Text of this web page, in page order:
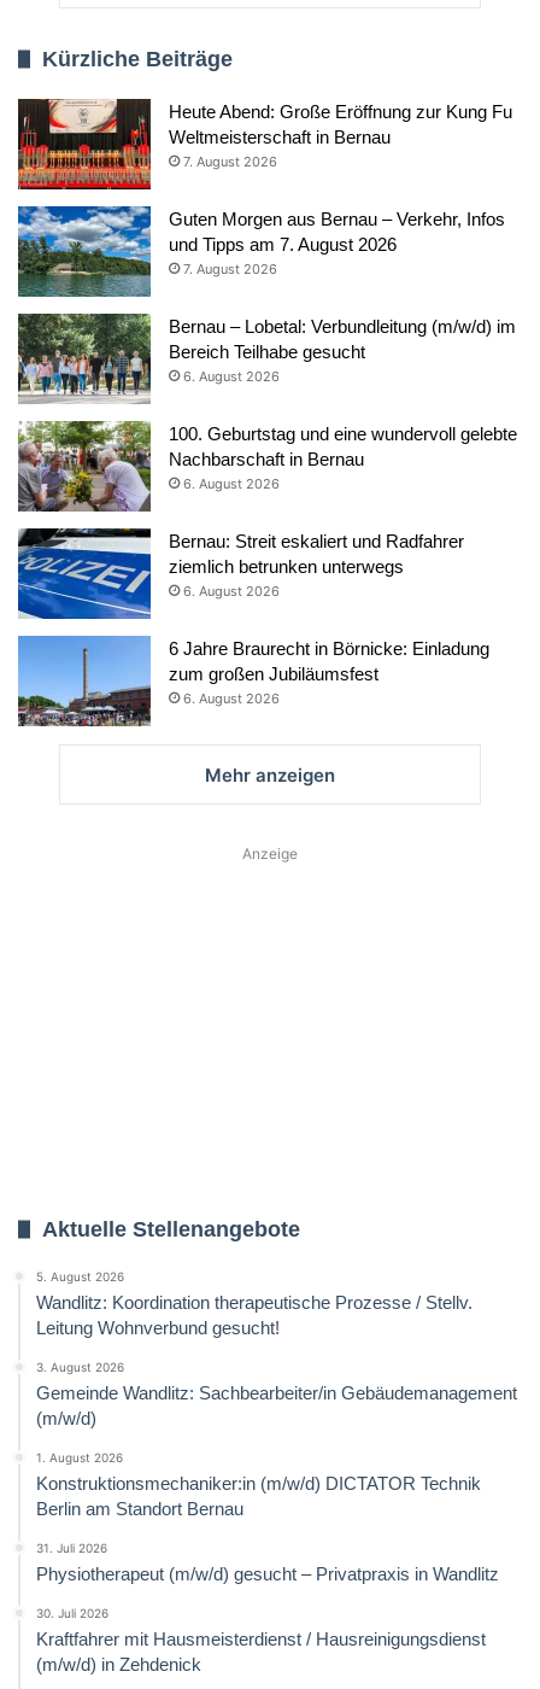
Kürzliche Beiträge
Heute Abend: Große Eröffnung zur Kung Fu
Weltmeisterschaft in Bernau
7. August 2026
Guten Morgen aus Bernau – Verkehr, Infos
und Tipps am 7. August 2026
7. August 2026
Bernau – Lobetal: Verbundleitung (m/w/d) im
Bereich Teilhabe gesucht
6. August 2026
100. Geburtstag und eine wundervoll gelebte
Nachbarschaft in Bernau
6. August 2026
Bernau: Streit eskaliert und Radfahrer
ziemlich betrunken unterwegs
6. August 2026
6 Jahre Braurecht in Börnicke: Einladung
zum großen Jubiläumsfest
6. August 2026
Mehr anzeigen
Anzeige
Aktuelle Stellenangebote
5. August 2026
Wandlitz: Koordination therapeutische Prozesse / Stellv.
Leitung Wohnverbund gesucht!
3. August 2026
Gemeinde Wandlitz: Sachbearbeiter/in Gebäudemanagement
(m/w/d)
1. August 2026
Konstruktionsmechaniker:in (m/w/d) DICTATOR Technik
Berlin am Standort Bernau
31. Juli 2026
Physiotherapeut (m/w/d) gesucht – Privatpraxis in Wandlitz
30. Juli 2026
Kraftfahrer mit Hausmeisterdienst / Hausreinigungsdienst
(m/w/d) in Zehdenick